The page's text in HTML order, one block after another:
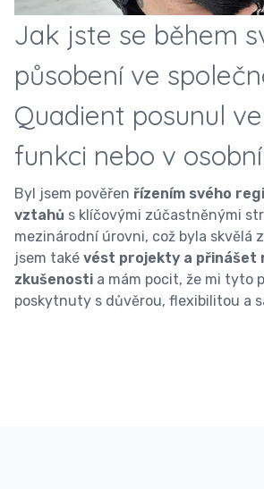
Jak jste se během
působení ve
Quadient posunul
funkci nebo v
Byl jsem pověřen řízením svého
vztahů s klíčovými zúčastněnými
mezinárodní úrovni, což byla skvělá
jsem také vést projekty a přinášet
zkušenosti a mám pocit, že mi tyto
poskytnuty s důvěrou, flexibilitou a